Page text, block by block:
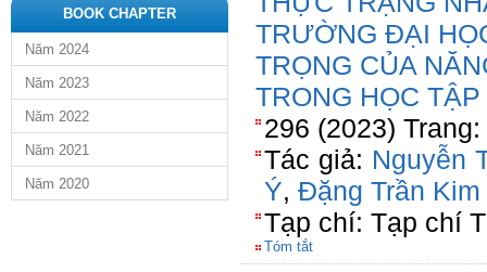
BOOK CHAPTER
Năm 2024
Năm 2023
Năm 2022
Năm 2021
Năm 2020
TRƯỜNG ĐẠI
TRỌNG CỦA
TRONG HỌC TẬP
296 (2023)
Tác giả: Nguyễn
Ý, Đặng Trần Kim
Tạp chí: Tạp chí
Tóm tắt